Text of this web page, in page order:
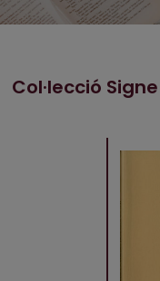
Col·lecció Signe